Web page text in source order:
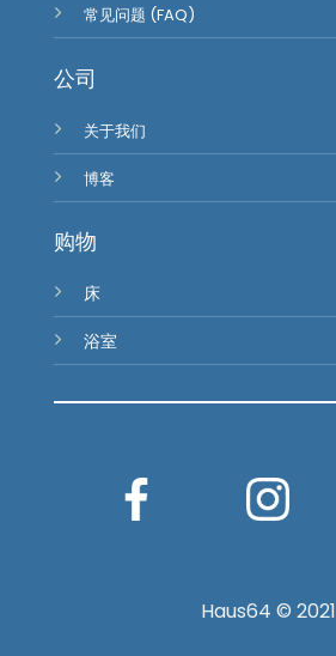
常见问题 (FAQ)
公司
关于我们
博客
购物
床
浴室
Haus64 © 2021